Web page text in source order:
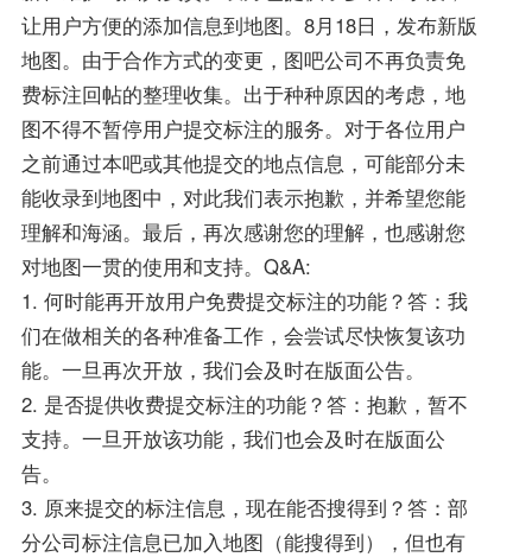
让用户方便的添加信息到地图。8月18日，发布新版
地图。由于合作方式的变更，图吧公司不再负责免
费标注回帖的整理收集。出于种种原因的考虑，地
图不得不暂停用户提交标注的服务。对于各位用户
之前通过本吧或其他提交的地点信息，可能部分未
能收录到地图中，对此我们表示抱歉，并希望您能
理解和海涵。最后，再次感谢您的理解，也感谢您
对地图一贯的使用和支持。Q&A:
1. 何时能再开放用户免费提交标注的功能？答：我
们在做相关的各种准备工作，会尝试尽快恢复该功
能。一旦再次开放，我们会及时在版面公告。
2. 是否提供收费提交标注的功能？答：抱歉，暂不
支持。一旦开放该功能，我们也会及时在版面公
告。
3. 原来提交的标注信息，现在能否搜得到？答：部
分公司标注信息已加入地图（能搜得到），但也有